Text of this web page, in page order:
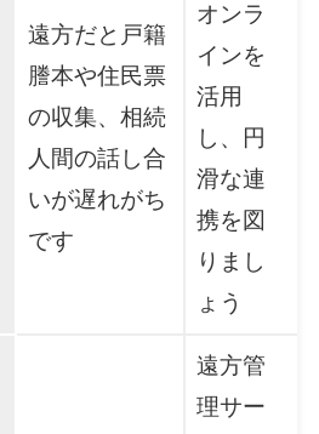
遠方だと戸籍
謄本や住民票
の収集、相続
人間の話し合
いが遅れがち
です
オンラ
インを
活用
し、円
滑な連
携を図
りまし
ょう
遠方管
理サー